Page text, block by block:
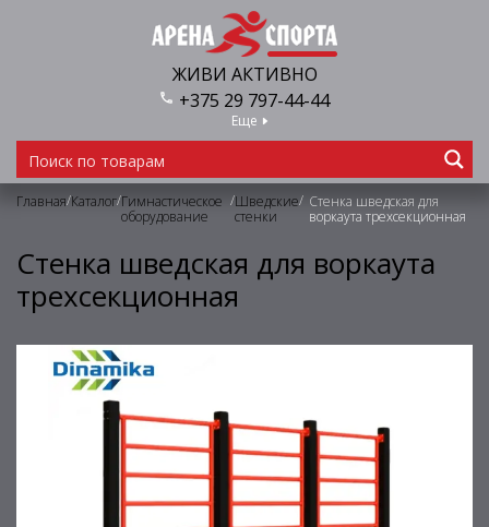
ЖИВИ АКТИВНО
+375 29 797-44-44
Еще
Главная/Каталог/Гимнастическое
оборудование
/Шведские
стенки
/ Стенка шведская для
воркаута трехсекционная
Стенка шведская для воркаута
трехсекционная